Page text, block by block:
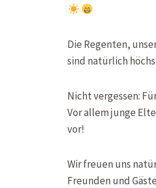
Die Regenten,
sind natürlich
Nicht vergessen:
Vor allem junge
vor!
Wir freuen uns
Freunden und